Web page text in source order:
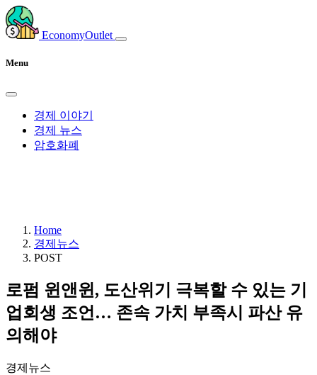
EconomyOutlet
Menu
경제 이야기
경제 뉴스
암호화폐
Home
경제뉴스
POST
로펌 윈앤윈, 도산위기 극복할 수 있는 기
업회생 조언… 존속 가치 부족시 파산 유
의해야
경제뉴스